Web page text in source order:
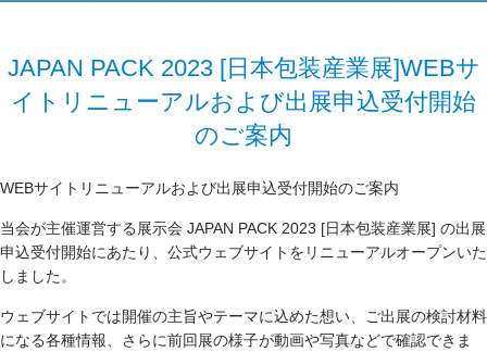
JAPAN PACK 2023 [日本包装産業展]WEBサ
イトリニューアルおよび出展申込受付開始
のご案内
WEBサイトリニューアルおよび出展申込受付開始のご案内
当会が主催運営する展示会 JAPAN PACK 2023 [日本包装産業展] の出展
申込受付開始にあたり、公式ウェブサイトをリニューアルオープンいた
しました。
ウェブサイトでは開催の主旨やテーマに込めた想い、ご出展の検討材料
になる各種情報、さらに前回展の様子が動画や写真などで確認できま